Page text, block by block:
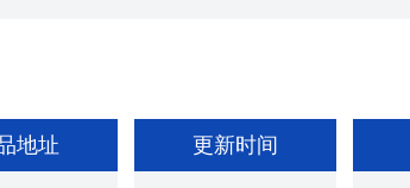
地址 更新时间